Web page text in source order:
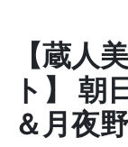
【蔵人
ト】 朝
＆月夜